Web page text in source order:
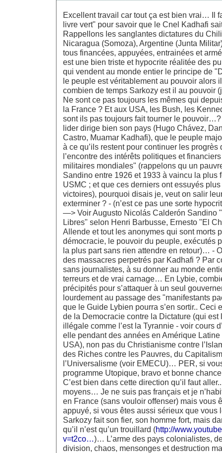
Excellent travail car tout ça est bien vrai… Il
livre vert" pour savoir que le Cnel Kadhafi
Rappellons les sanglantes dictatures du
Nicaragua (Somoza), Argentine (Junta
tous financées, appuyées, entrainées et
est une bien triste et hypocrite réalitée des
qui vendent au monde entier le principe de
le peuple est véritablement au pouvoir
combien de temps Sarkozy est il au pouvoir
Ne sont ce pas toujours les mêmes qui
la France ? Et aux USA, les Bush, les
sont ils pas toujours fait tourner le
lider dirige bien son pays (Hugo Chávez,
Castro, Muamar Kadhafi), que le peuple
à ce qu’ils restent pour continuer les progrès
l’encontre des intérêts politiques et
militaires mondiales" (rappelons qu un
Sandino entre 1926 et 1933 à vaincu la plus
USMC ; et que ces derniers ont essuyés
victoires), pourquoi disais je, veut on salir
exterminer ? - (n’est ce pas une sorte
—> Voir Augusto Nicolás Calderón Sandino
Libres" selon Henri Barbusse, Ernesto "El
Allende et tout les anonymes qui sont morts
démocracie, le pouvoir du peuple, exécutés
la plus part sans rien attendre en retour)… -
des massacres perpetrés par Kadhafi ? Par
sans journalistes, à su donner au monde
terreurs et de vrai carnage… En Lybie,
précipités pour s’attaquer à un seul
lourdement au passage des "manifestants
que le Guide Lybien pourra s’en sortir.. Ceci
de la Democracie contre la Dictature (qui est
illégale comme l’est la Tyrannie - voir cours
elle pendant des années en Amérique
USA), non pas du Christianisme contre
des Riches contre les Pauvres, du
l’Universalisme (voir EMECU)… PER, si
programme Utopique, bravo et bonne
C’est bien dans cette direction qu’il faut
moyens… Je ne suis pas français et je
en France (sans vouloir offenser) mais vous
appuyé, si vous êtes aussi sérieux que
Sarkozy fait son fier, son homme fort, mais
qu’il n’est qu’un trouillard (http://
v=t2co… )… L’arme des pays colonialistes,
division, chaos, mensonges et destruction